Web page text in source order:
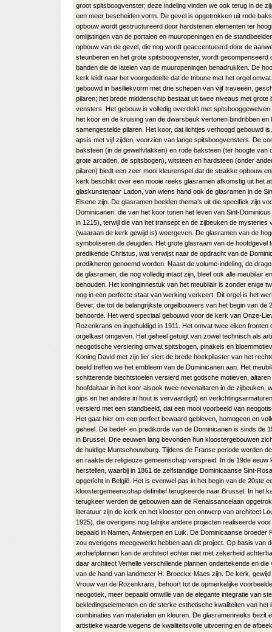
groot spitsboogvenster; deze indeling vinden we ook terug in de
een meer bescheiden vorm. De gevel is opgetrokken uit rode
opbouw wordt gestructureerd door hardstenen elementen ter
omlijstingen van de portalen en muuropeningen en de
opbouw van de gevel, die nog wordt geaccentueerd door de
steunberen en het grote spitsboogvenster, wordt gecompenseerd
banden die de lateien van de muuropeningen benadrukken. De
kerk leidt naar het voorgedeelte dat de tribune met het orgel
gebouwd in basiliekvorm met drie schepen van vijf traveeën,
pilaren; het brede middenschip bestaat uit twee niveaus met grote
vensters. Het gebouw is volledig overdekt met
het koor en de kruising van de dwarsbeuk vertonen bindribben en
samengestelde pilaren. Het koor, dat lichtjes verhoogd gebouwd
apsis met vijf zijden, voorzien van lange spitsboogvensters. De
baksteen (in de gewelfvlakken) en rode baksteen (ter hoogte van
grote arcaden, de spitsbogen), witsteen en hardsteen (onder
pilaren) biedt een zeer mooi kleurenspel dat de strakke opbouw
kerk beschikt over een mooie reeks glasramen afkomstig uit het
glaskunstenaar Ladon, van wiens hand ook de glasramen in de
Elsene zijn. De glasramen beelden thema’s uit die specifiek zijn
Dominicanen: die van het koor tonen het leven van Sint-
in 1215), terwijl die van het transept en de zijbeuken de mysteries
(waaraan de kerk gewijd is) weergeven. De glasramen van de
symboliseren de deugden. Het grote glasraam van de hoofdgevel
predikende Christus, wat verwijst naar de opdracht van de
predikheren genoemd worden. Naast de volume-indeling, de
de glasramen, die nog volledig intact zijn, bleef ook alle meubilair
behouden. Het koninginnestuk van het meubilair is zonder enige
nog in een perfecte staat van werking verkeert. Dit orgel is het
Bever, die tot de belangrijkste orgelbouwers van het begin van de
behoorde. Het werd speciaal gebouwd voor de kerk van Onze-
Rozenkrans en ingehuldigd in 1911. Het omvat twee eiken fronten
orgelkast omgeven. Het geheel getuigt van zowel technisch als
neogotische versiering omvat spitsbogen, pinakels en
Koning David met zijn lier siert de brede hoekpilaster van het
beeld treffen we het embleem van de Dominicanen aan. Het
schitterende biechtstoelen versierd met gotische motieven,
hoofdaltaar in het koor alsook twee nevenaltaren in de zijbeuken,
gips en het andere in hout is vervaardigd) en
versierd met een standbeeld, dat een mooi voorbeeld van
Het gaat hier om een perfect bewaard gebleven, homogeen en
geheel. De bedel- en predikorde van de Dominicanen is sinds de
in Brussel. Drie eeuwen lang bevonden hun kloostergebouwen
de huidige Muntschouwburg. Tijdens de Franse periode werden
en raakte de religieuze gemeenschap verspreid. In de 19de eeuw
herstellen, waarbij in 1861 de zelfstandige Dominicaanse Sint-
opgericht in België. Het is evenwel pas in het begin van de 20ste
kloostergemeenschap definitief terugkeerde naar Brussel. In het
terugkeer werden de gebouwen aan de Renaissancelaan
literatuur zijn de kerk en het klooster een ontwerp van architect
1925), die overigens nog talrijke andere projecten realiseerde
bepaald in Namen, Antwerpen en Luik. De Dominicaanse broeder
zou overigens meegewerkt hebben aan dit project. Op basis van
archiefplannen kan de architect echter niet met zekerheid
daar architect Verhelle verschillende plannen ondertekende en die
van de hand van landmeter H. Broeckx-Maes zijn. De kerk,
Vrouw van de Rozenkrans, behoort tot de opmerkelijke
neogotiek, meer bepaald omwille van de elegante integratie van
bekledingselementen en de sterke esthetische kwaliteiten van het
combinaties van materialen en kleuren. De glasramenreeks bezit
artistieke waarde wegens de kwaliteitsvolle uitvoering en de